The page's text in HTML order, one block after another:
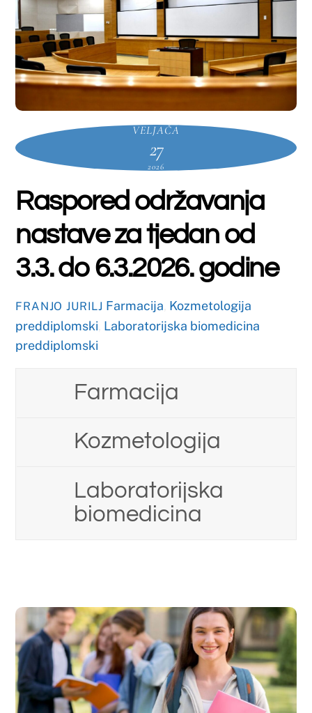
Mykolas Romeris University – Litva
ožujka 2026.)
https://www.sum.ba/objave/medunarodna-
suradnja-obavijesti/natjecaj-mykolas-
romeris-university-u-vilniusu-litva-za-
stipendiranje-studentske-mobilnosti-1/
Upisi u ljetni semestar u
akademskoj 2025./2026.
FRANJO JURILJ Farmacija, Kozmetologija
preddiplomski,Laboratorijska biomedicina
preddiplomski,Nekategorizirano
studentskoj referadi od 09.00 sati do
11.00 sati.
Prilikom upisa potrebno je priložiti
sljedeće:
– popunjen upisni list (obrazac